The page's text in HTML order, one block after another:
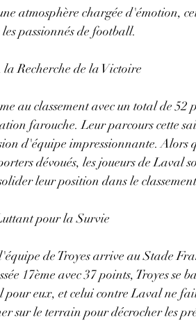
atmosphère chargée d'émotion,
passionnés de football.
Recherche de la Victoire
au classement avec un total de
farouche. Leur parcours cette
d'équipe impressionnante.
dévoués, les joueurs de Laval
leur position dans le
pour la Survie
de Troyes arrive au Stade
17ème avec 37 points, Troyes se
pour eux, et celui contre Laval ne
sur le terrain pour décrocher les